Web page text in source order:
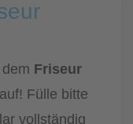
Friseur
auf! Fülle bitte
vollständig